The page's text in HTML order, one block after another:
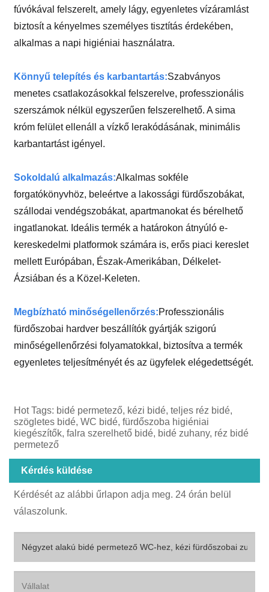
fúvókával felszerelt, amely lágy, egyenletes vízáramlást
biztosít a kényelmes személyes tisztítás érdekében,
alkalmas a napi higiéniai használatra.
Könnyű telepítés és karbantartás:Szabványos
menetes csatlakozásokkal felszerelve, professzionális
szerszámok nélkül egyszerűen felszerelhető. A sima
króm felület ellenáll a vízkő lerakódásának, minimális
karbantartást igényel.
Sokoldalú alkalmazás:Alkalmas sokféle
forgatókönyvhöz, beleértve a lakossági fürdőszobákat,
szállodai vendégszobákat, apartmanokat és bérelhető
ingatlanokat. Ideális termék a határokon átnyúló e-
kereskedelmi platformok számára is, erős piaci kereslet
mellett Európában, Észak-Amerikában, Délkelet-
Ázsiában és a Közel-Keleten.
Megbízható minőségellenőrzés:Professzionális
fürdőszobai hardver beszállítók gyártják szigorú
minőségellenőrzési folyamatokkal, biztosítva a termék
egyenletes teljesítményét és az ügyfelek elégedettségét.
Hot Tags: bidé permetező, kézi bidé, teljes réz bidé,
szögletes bidé, WC bidé, fürdőszoba higiéniai
kiegészítők, falra szerelhető bidé, bidé zuhany, réz bidé
permetező
Kérdés küldése
Kérdését az alábbi űrlapon adja meg. 24 órán belül
válaszolunk.